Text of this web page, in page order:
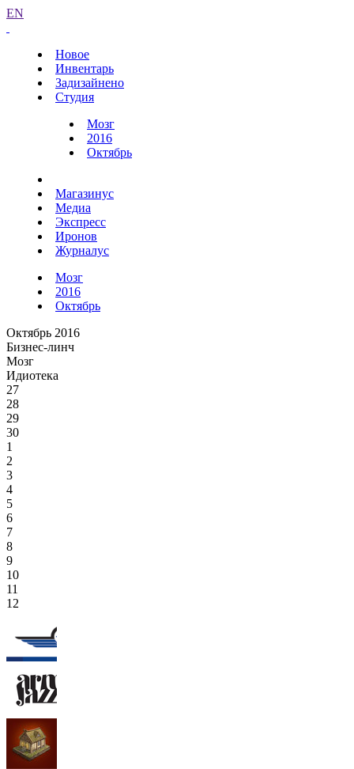
EN
Новое
Инвентарь
Задизайнено
Студия
Мозг
2016
Октябрь
Магазинус
Медиа
Экспресс
Иронов
Журналус
Мозг
2016
Октябрь
Октябрь 2016
Бизнес-линч
Мозг
Идиотека
27
28
29
30
1
2
3
4
5
6
7
8
9
10
11
12